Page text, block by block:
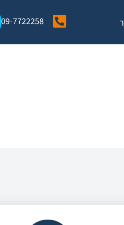
09-7722258